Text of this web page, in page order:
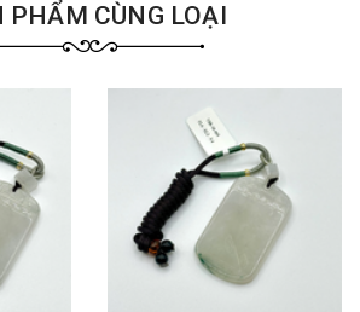
PHẨM CÙNG LOẠI